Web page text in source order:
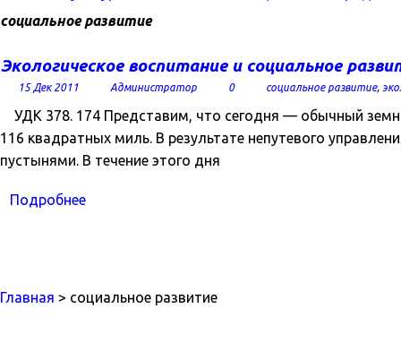
социальное развитие
Экологическое воспитание и социальное
15 Дек 2011 Администратор 0 социальное развитие,
УДК 378. 174 Представим, что сегодня — обычный
116 квадратных миль. В результате непутевого
пустынями. В течение этого дня
Подробнее
Главная > социальное развитие